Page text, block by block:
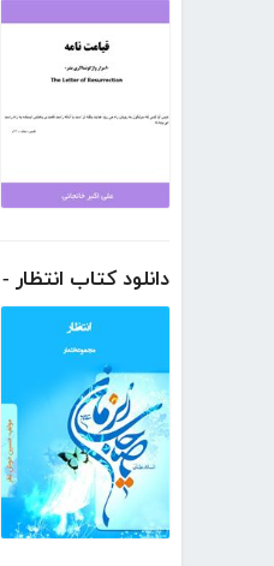
دانلود کتاب